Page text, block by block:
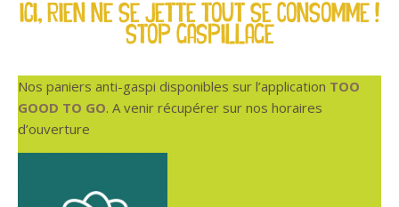
ICI, rien ne se jette tout se consomme !
stop gaspillage
Nos paniers anti-gaspi disponibles sur l’application TOO
GOOD TO GO. A venir récupérer sur nos horaires
d’ouverture